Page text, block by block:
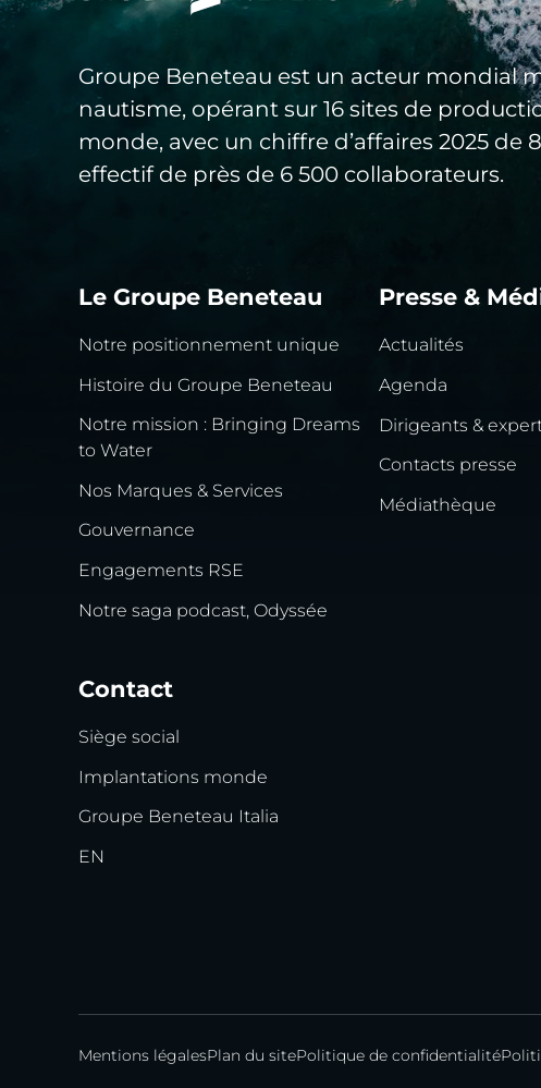
Groupe Beneteau est un acteur mondial
nautisme, opérant sur 16 sites de
monde, avec un chiffre d’affaires 2025 de
effectif de près de 6 500 collaborateurs.
Le Groupe Beneteau
Notre positionnement unique
Histoire du Groupe Beneteau
Notre mission : Bringing Dreams
to Water
Nos Marques & Services
Gouvernance
Engagements RSE
Notre saga podcast, Odyssée
Presse &
Actualités
Agenda
Dirigeants &
Contacts presse
Médiathèque
Contact
Siège social
Implantations monde
Groupe Beneteau Italia
EN
Mentions légalesPlan du sitePolitique de confidentialité